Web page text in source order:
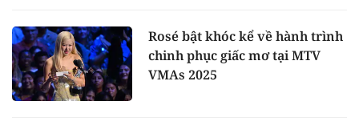
Rosé bật khóc kể về hành trình
chinh phục giấc mơ tại MTV
VMAs 2025